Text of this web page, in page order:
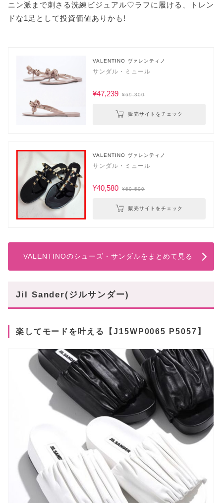
ニン派まで刺さる洗練ビジュアル♡ラフに履ける、トレン
ドな1足として投資価値ありかも!
VALENTINO ヴァレンティノ
サンダル・ミュール
¥47,239 ¥69,300
販売サイトをチェック
VALENTINO ヴァレンティノ
サンダル・ミュール
¥40,580 ¥60,500
販売サイトをチェック
VALENTINOのシューズ・サンダルをまとめて見る
Jil Sander(ジルサンダー)
楽してモードを叶える【J15WP0065 P5057】